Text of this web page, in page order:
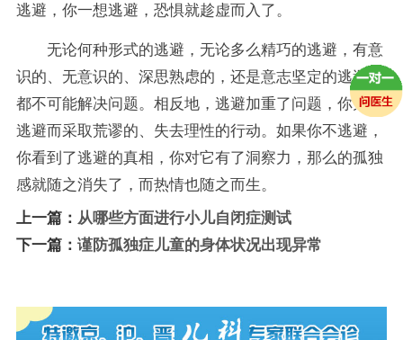
逃避，你一想逃避，恐惧就趁虚而入了。
无论何种形式的逃避，无论多么精巧的逃避，有意
识的、无意识的、深思熟虑的，还是意志坚定的逃避，
都不可能解决问题。相反地，逃避加重了问题，你为了
逃避而采取荒谬的、失去理性的行动。如果你不逃避，
你看到了逃避的真相，你对它有了洞察力，那么的孤独
感就随之消失了，而热情也随之而生。
上一篇： 从哪些方面进行小儿自闭症测试
下一篇： 谨防孤独症儿童的身体状况出现异常